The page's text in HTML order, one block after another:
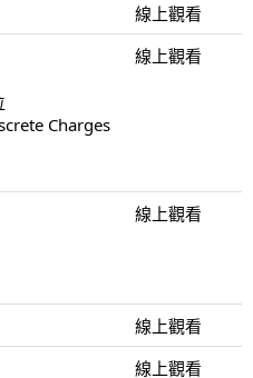
線上觀看
Charges
線上觀看
線上觀看
線上觀看
線上觀看